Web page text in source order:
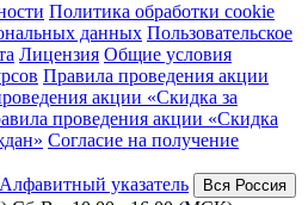
Политика обработки cookie
данных Пользовательское
Лицензия Общие условия
Правила проведения акции
акции «Скидка за
проведения акции «Скидка
Согласие на получение
Алфавитный указатель Вся Россия